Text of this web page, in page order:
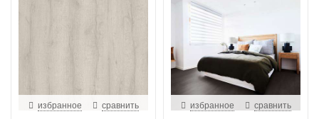
избранное сравнить избранное сравнить